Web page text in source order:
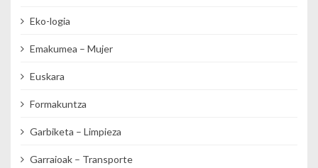
Eko-logia
Emakumea – Mujer
Euskara
Formakuntza
Garbiketa – Limpieza
Garraioak – Transporte